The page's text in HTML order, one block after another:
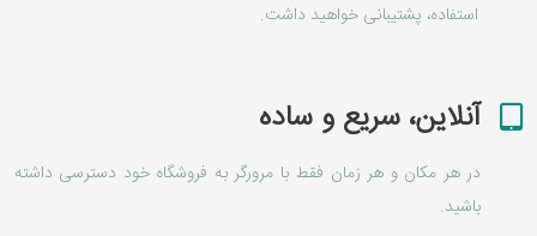
استفاده، پشتیبانی خواهید داشت.
آنلاین، سریع و ساده
در هر مکان و هر زمان فقط با مرورگر به فروشگاه خود دسترسی داشته
باشید.